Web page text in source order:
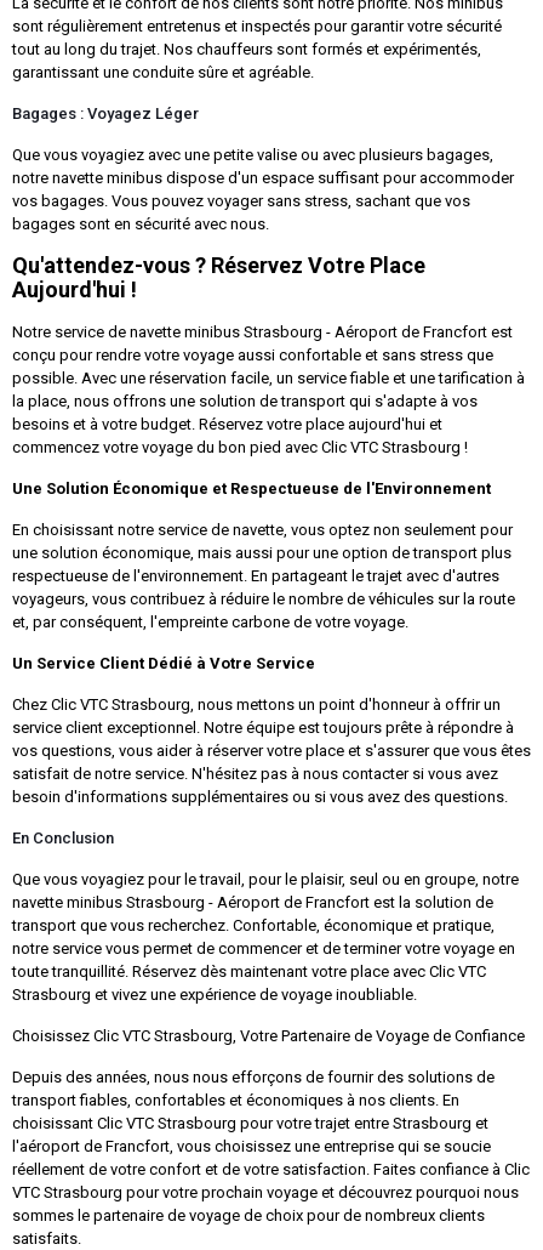
sont régulièrement entretenus et inspectés pour garantir votre sécurité
tout au long du trajet. Nos chauffeurs sont formés et expérimentés,
garantissant une conduite sûre et agréable.
Bagages : Voyagez Léger
Que vous voyagiez avec une petite valise ou avec plusieurs bagages,
notre navette minibus dispose d'un espace suffisant pour accommoder
vos bagages. Vous pouvez voyager sans stress, sachant que vos
bagages sont en sécurité avec nous.
Qu'attendez-vous ? Réservez Votre Place
Aujourd'hui !
Notre service de navette minibus Strasbourg - Aéroport de Francfort est
conçu pour rendre votre voyage aussi confortable et sans stress que
possible. Avec une réservation facile, un service fiable et une tarification à
la place, nous offrons une solution de transport qui s'adapte à vos
besoins et à votre budget. Réservez votre place aujourd'hui et
commencez votre voyage du bon pied avec Clic VTC Strasbourg !
Une Solution Économique et Respectueuse de l'Environnement
En choisissant notre service de navette, vous optez non seulement pour
une solution économique, mais aussi pour une option de transport plus
respectueuse de l'environnement. En partageant le trajet avec d'autres
voyageurs, vous contribuez à réduire le nombre de véhicules sur la route
et, par conséquent, l'empreinte carbone de votre voyage.
Un Service Client Dédié à Votre Service
Chez Clic VTC Strasbourg, nous mettons un point d'honneur à offrir un
service client exceptionnel. Notre équipe est toujours prête à répondre à
vos questions, vous aider à réserver votre place et s'assurer que vous êtes
satisfait de notre service. N'hésitez pas à nous contacter si vous avez
besoin d'informations supplémentaires ou si vous avez des questions.
En Conclusion
Que vous voyagiez pour le travail, pour le plaisir, seul ou en groupe, notre
navette minibus Strasbourg - Aéroport de Francfort est la solution de
transport que vous recherchez. Confortable, économique et pratique,
notre service vous permet de commencer et de terminer votre voyage en
toute tranquillité. Réservez dès maintenant votre place avec Clic VTC
Strasbourg et vivez une expérience de voyage inoubliable.
Choisissez Clic VTC Strasbourg, Votre Partenaire de Voyage de Confiance
Depuis des années, nous nous efforçons de fournir des solutions de
transport fiables, confortables et économiques à nos clients. En
choisissant Clic VTC Strasbourg pour votre trajet entre Strasbourg et
l'aéroport de Francfort, vous choisissez une entreprise qui se soucie
réellement de votre confort et de votre satisfaction. Faites confiance à Clic
VTC Strasbourg pour votre prochain voyage et découvrez pourquoi nous
sommes le partenaire de voyage de choix pour de nombreux clients
satisfaits.